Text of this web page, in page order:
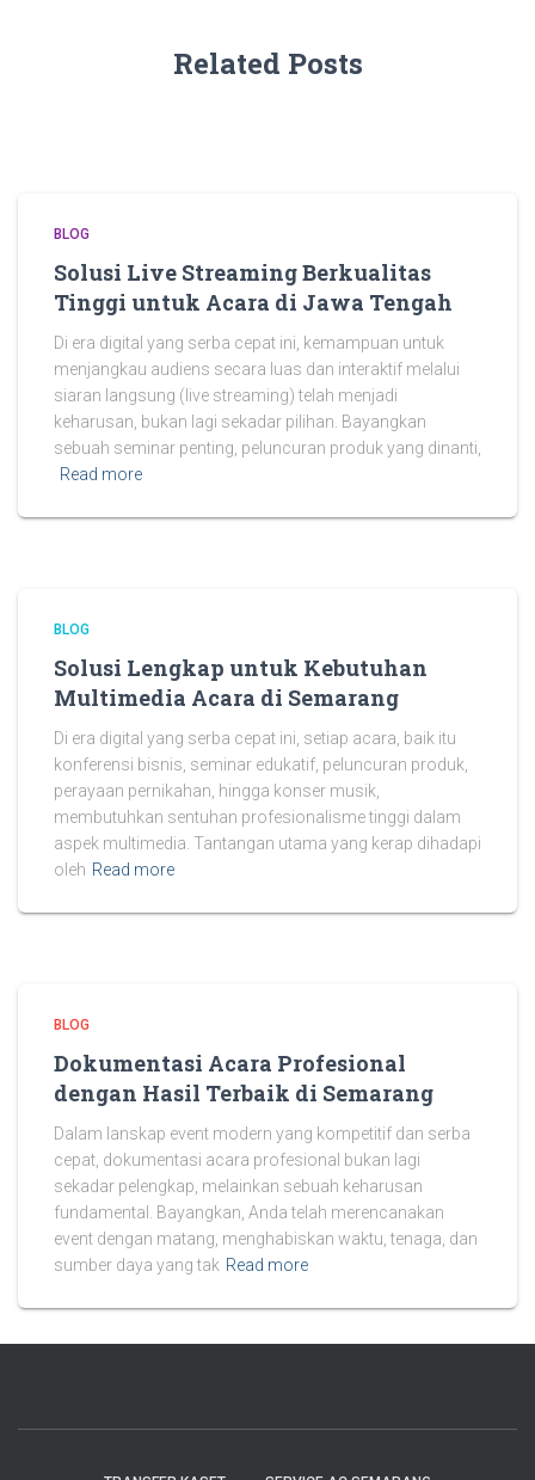
Related Posts
BLOG
Solusi Live Streaming Berkualitas
Tinggi untuk Acara di Jawa Tengah
Di era digital yang serba cepat ini, kemampuan untuk
menjangkau audiens secara luas dan interaktif melalui
siaran langsung (live streaming) telah menjadi
keharusan, bukan lagi sekadar pilihan. Bayangkan
sebuah seminar penting, peluncuran produk yang dinanti,
Read more
BLOG
Solusi Lengkap untuk Kebutuhan
Multimedia Acara di Semarang
Di era digital yang serba cepat ini, setiap acara, baik itu
konferensi bisnis, seminar edukatif, peluncuran produk,
perayaan pernikahan, hingga konser musik,
membutuhkan sentuhan profesionalisme tinggi dalam
aspek multimedia. Tantangan utama yang kerap dihadapi
oleh Read more
BLOG
Dokumentasi Acara Profesional
dengan Hasil Terbaik di Semarang
Dalam lanskap event modern yang kompetitif dan serba
cepat, dokumentasi acara profesional bukan lagi
sekadar pelengkap, melainkan sebuah keharusan
fundamental. Bayangkan, Anda telah merencanakan
event dengan matang, menghabiskan waktu, tenaga, dan
sumber daya yang tak Read more